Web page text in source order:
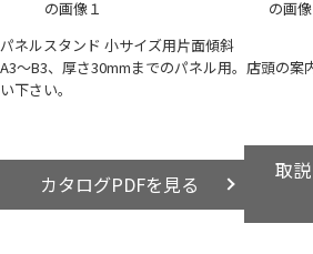
パネルスタンド 小サイズ用片面傾斜
A3～B3、厚さ30mmまでのパネル用。店頭の案
い下さい。
カタログPDFを見る
取